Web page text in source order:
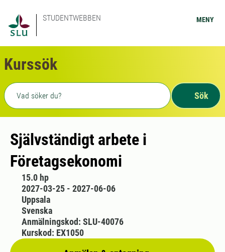
STUDENTWEBBEN MENY
Kurssök
Fritext sökning
Sök
Självständigt arbete i
Företagsekonomi
15.0 hp
2027-03-25 - 2027-06-06
Uppsala
Svenska
Anmälningskod: SLU-40076
Kurskod: EX1050